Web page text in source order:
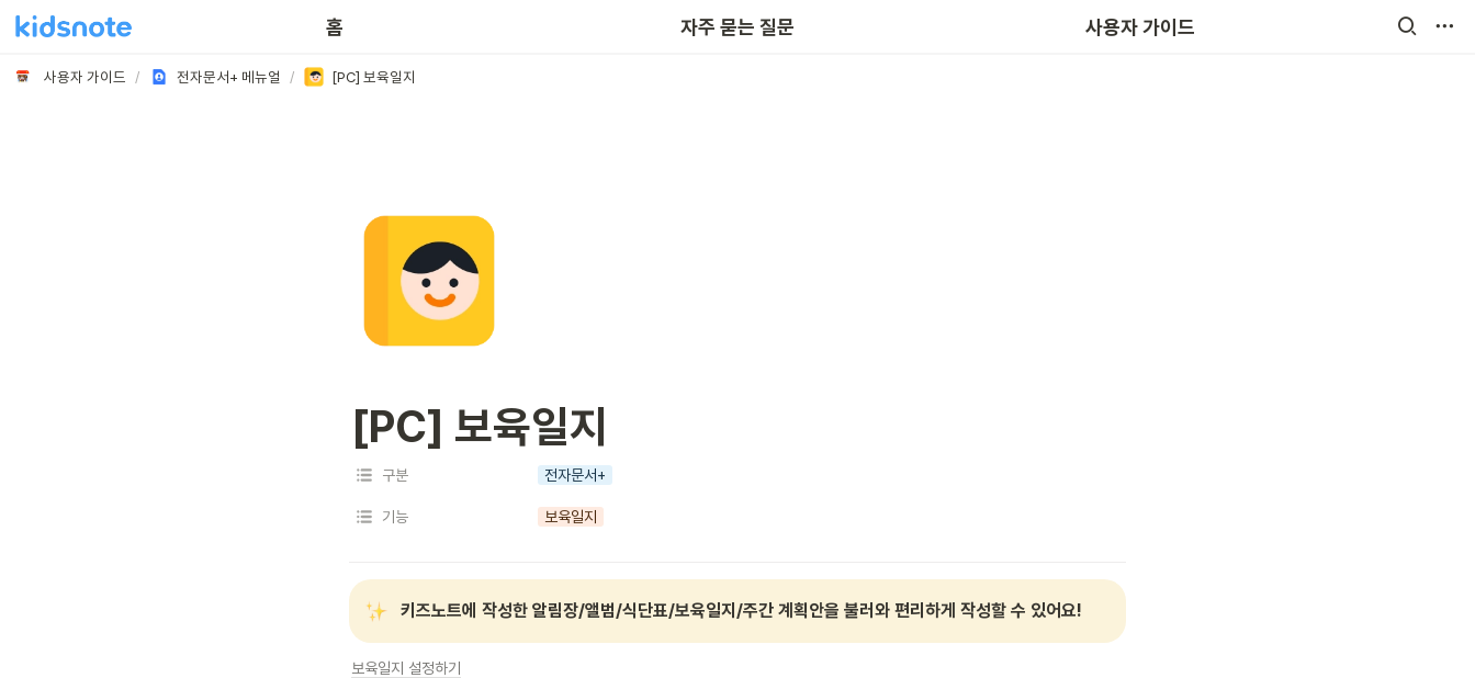
홈 자주 묻는 질문 사용자 가이드
사용자 가이드 / 전자문서+ 메뉴얼 / [PC] 보육일지
키노링크 원비결제
[PC] 보육일지
구분 전자문서+
기능 보육일지
키즈노트에 작성한 알림장/앨범/식단표/보육일지/주간 계획안을 불러와 편리하게 작성할 수 있어요!
보육일지 설정하기